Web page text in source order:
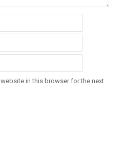
in this browser for the next